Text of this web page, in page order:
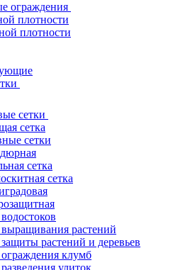
ограждения
плотности
плотности
сетки
сетка
сетки
сетка
сетка
выращивания растений
растений и деревьев
клумб
улиток